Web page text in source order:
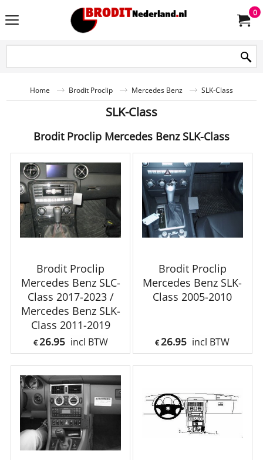
0
Home Brodit Proclip Mercedes Benz SLK-Class
SLK-Class
Brodit Proclip Mercedes Benz SLK-Class
Brodit Proclip
Mercedes Benz SLC-
Class 2017-2023 /
Mercedes Benz SLK-
Class 2011-2019
€ 26.95 incl BTW
Brodit Proclip
Mercedes Benz SLK-
Class 2005-2010
€ 26.95 incl BTW